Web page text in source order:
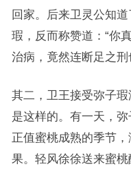
回家。后来卫灵公知
瑕，反而称赞道：“你
治病，竟然连断足之刑
其二，卫王接受弥子
是这样的。有一天，
正值蜜桃成熟的季节
果。轻风徐徐送来蜜